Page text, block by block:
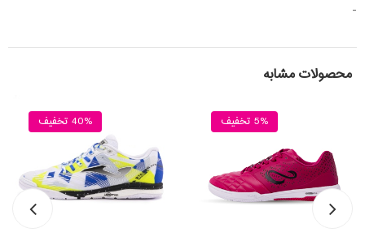
-
محصولات مشابه
40% تخفیف 5% تخفیف